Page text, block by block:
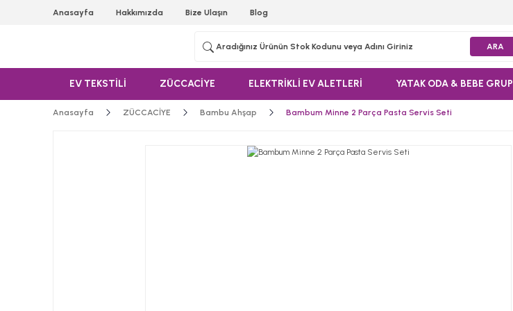
Anasayfa Hakkımızda Bize Ulaşın Blog
ARA
EV TEKSTİLİ ZÜCCACİYE ELEKTRİKLİ EV ALETLERİ YATAK ODA & BEBE GRUP
Anasayfa ZÜCCACİYE Bambu Ahşap Bambum Minne 2 Parça Pasta Servis Seti